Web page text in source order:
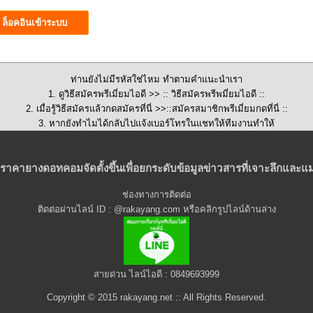
ท่านยังไม่มีรหัสใช่ไหม ทำตามคำแนะนำเรา
1. ดูวิธีสมัครพรีเมี่ยมไอดี >> :: วิธีสมัครพรีพมี่ยมไอดี ::
2. เมื่อรู้วิธีสมัครแล้วกดสมัครที่นี่ >>::สมัครสมาชิกพรีเมี่ยมกดที่นี่ ::
3. หากยังทำไมได้กลับไปแจ้งเบอร์โทรในแชทให้ทีมงานทำให้
ราคายางดอทคอมจัดตั้งขึ้นเพื่อยกระดับข้อมูลข่าวสารที่เจาะลึกและ
ช่องทางการติดต่อ
ติดต่อผ่านไลน์ ID : @rakayang.com หรือคลิกรูปไลน์ด้านล่าง
สายด่วน ไลน์ไอดี : 0849693999
Copyright © 2015 rakayang.net :: All Rights Reserved.